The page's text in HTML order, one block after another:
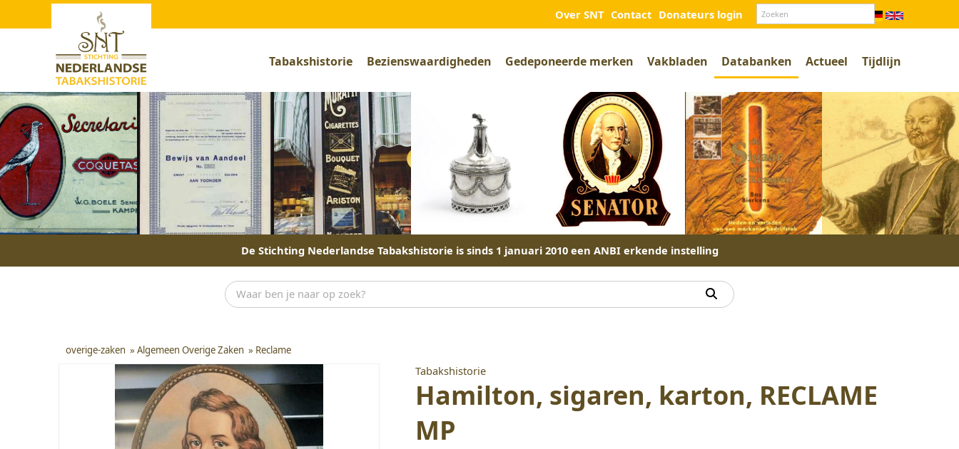
Over SNT Contact Donateurs login
Tabakshistorie Bezienswaardigheden Gedeponeerde merken Vakbladen Databanken Actueel Tijdlijn
De Stichting Nederlandse Tabakshistorie is sinds 1 januari 2010 een ANBI erkende instelling
overige-zaken » Algemeen Overige Zaken » Reclame
Tabakshistorie
Hamilton, sigaren, karton, RECLAME
MP